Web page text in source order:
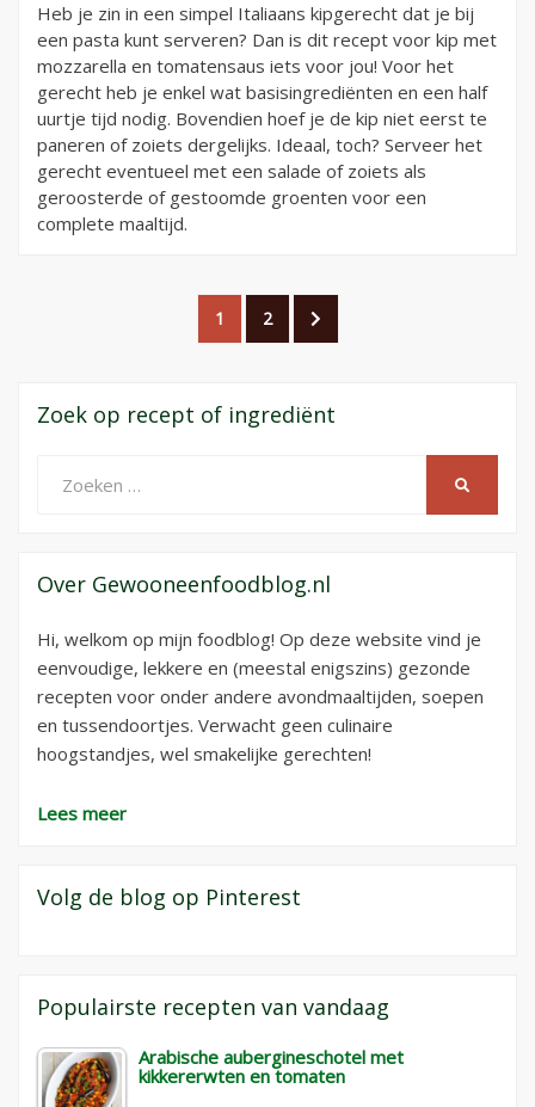
Heb je zin in een simpel Italiaans kipgerecht dat je bij
een pasta kunt serveren? Dan is dit recept voor kip met
mozzarella en tomatensaus iets voor jou! Voor het
gerecht heb je enkel wat basisingrediënten en een half
uurtje tijd nodig. Bovendien hoef je de kip niet eerst te
paneren of zoiets dergelijks. Ideaal, toch? Serveer het
gerecht eventueel met een salade of zoiets als
geroosterde of gestoomde groenten voor een
complete maaltijd.
BerichtnavigatiePAGINA
1 PAGINA
2
VOLGENDE
PAGINA
Zoek op recept of ingrediënt
naar:
Over Gewooneenfoodblog.nl
Hi, welkom op mijn foodblog! Op deze website vind je
eenvoudige, lekkere en (meestal enigszins) gezonde
recepten voor onder andere avondmaaltijden, soepen
en tussendoortjes. Verwacht geen culinaire
hoogstandjes, wel smakelijke gerechten!
Lees meer
Volg de blog op Pinterest
Populairste recepten van vandaag
Arabische aubergineschotel met
kikkererwten en tomaten